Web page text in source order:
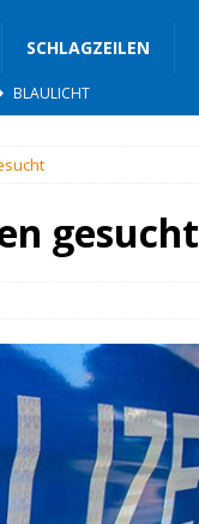
SCHLAGZEILEN
TOP
verletzt
BLAULICHT
BLAULICHT
KULTUR
GESELLSCHAFT
BLAULICHT
gesucht